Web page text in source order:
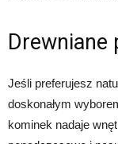
Drewniane
Jeśli preferujesz
doskonałym
kominek nadaje